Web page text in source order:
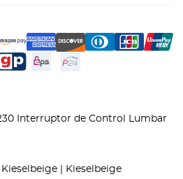
Interruptor de Control Lumbar
| Kieselbeige